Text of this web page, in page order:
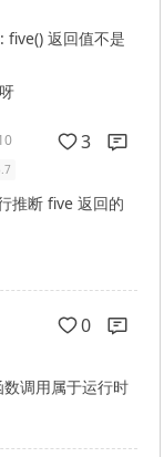
返回值不是
3
推断 five 返回的
0
调用属于运行时